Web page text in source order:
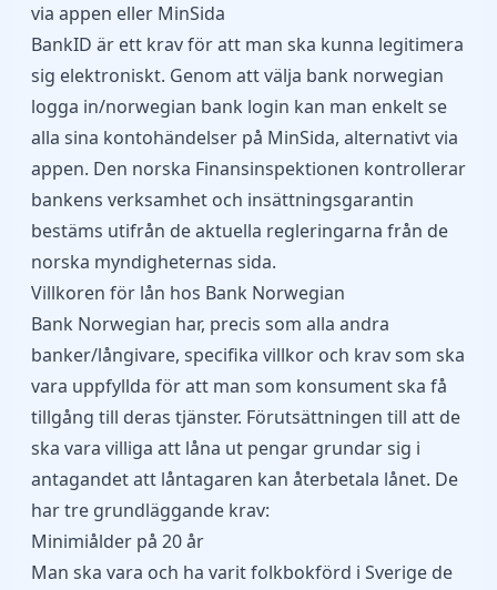
via appen eller MinSida
BankID är ett krav för att man ska kunna legitimera
sig elektroniskt. Genom att välja bank norwegian
logga in/norwegian bank login kan man enkelt se
alla sina kontohändelser på MinSida, alternativt via
appen. Den norska Finansinspektionen kontrollerar
bankens verksamhet och insättningsgarantin
bestäms utifrån de aktuella regleringarna från de
norska myndigheternas sida.
Villkoren för lån hos Bank Norwegian
Bank Norwegian har, precis som alla andra
banker/långivare, specifika villkor och krav som ska
vara uppfyllda för att man som konsument ska få
tillgång till deras tjänster. Förutsättningen till att de
ska vara villiga att låna ut pengar grundar sig i
antagandet att låntagaren kan återbetala lånet. De
har tre grundläggande krav:
Minimiålder på 20 år
Man ska vara och ha varit folkbokförd i Sverige de